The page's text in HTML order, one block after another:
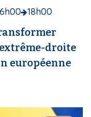
18h00
droite
européenne